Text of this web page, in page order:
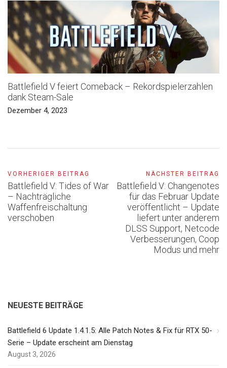
Battlefield V feiert Comeback – Rekordspielerzahlen
dank Steam-Sale
Dezember 4, 2023
VORHERIGER BEITRAG
Battlefield V: Tides of War
– Nachträgliche
Waffenfreischaltung
verschoben
NÄCHSTER BEITRAG
Battlefield V: Changenotes
für das Februar Update
veröffentlicht – Update
liefert unter anderem
DLSS Support, Netcode
Verbesserungen, Coop
Modus und mehr
NEUESTE BEITRÄGE
Battlefield 6 Update 1.4.1.5: Alle Patch Notes & Fix für RTX 50-
Serie – Update erscheint am Dienstag
August 3, 2026